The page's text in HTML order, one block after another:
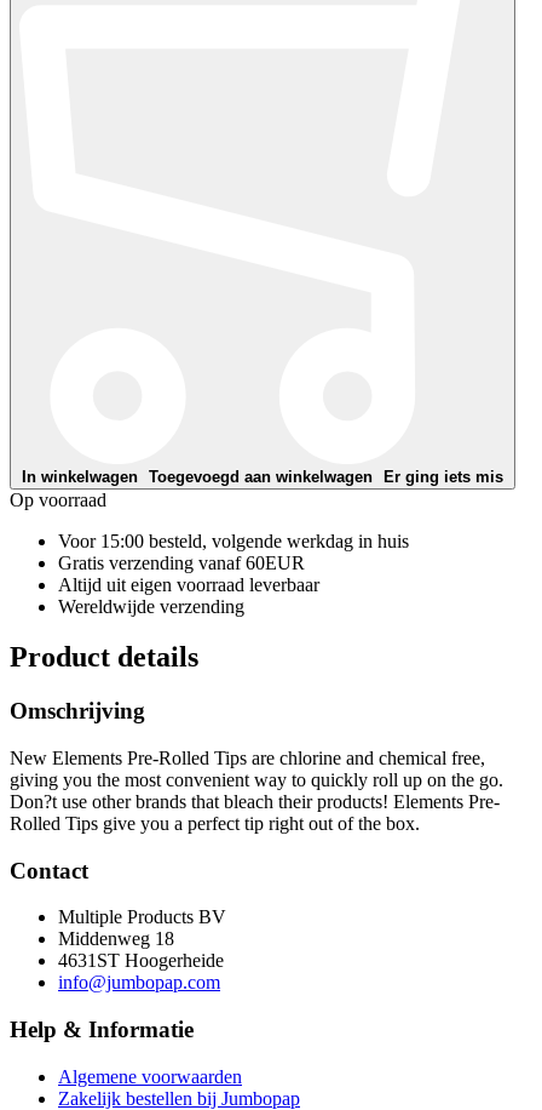
In winkelwagen Toegevoegd aan winkelwagen Er ging iets mis
Op voorraad
Voor 15:00 besteld, volgende werkdag in huis
Gratis verzending vanaf 60EUR
Altijd uit eigen voorraad leverbaar
Wereldwijde verzending
Product details
Omschrijving
New Elements Pre-Rolled Tips are chlorine and chemical free,
giving you the most convenient way to quickly roll up on the go.
Don?t use other brands that bleach their products! Elements Pre-
Rolled Tips give you a perfect tip right out of the box.
Contact
Multiple Products BV
Middenweg 18
4631ST Hoogerheide
info@jumbopap.com
Help & Informatie
Algemene voorwaarden
Zakelijk bestellen bij Jumbopap